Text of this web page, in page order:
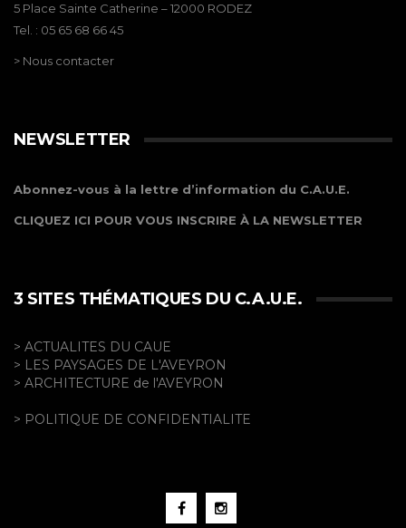
5 Place Sainte Catherine – 12000 RODEZ
Tel. : 05 65 68 66 45
> Nous contacter
NEWSLETTER
Abonnez-vous à la lettre d’information du C.A.U.E.
CLIQUEZ ICI POUR VOUS INSCRIRE À LA NEWSLETTER
3 SITES THÉMATIQUES DU C.A.U.E.
> ACTUALITES DU CAUE
> LES PAYSAGES DE L'AVEYRON
> ARCHITECTURE de l'AVEYRON
> POLITIQUE DE CONFIDENTIALITE